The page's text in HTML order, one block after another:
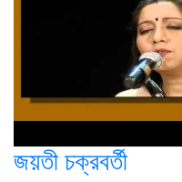
জয়তী চক্রবর্তী